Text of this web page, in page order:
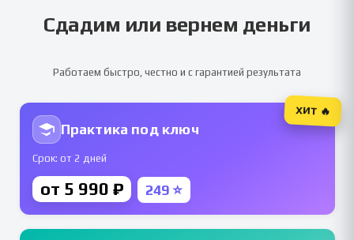
Сдадим или вернем деньги
Работаем быстро, честно и с гарантией результата
Практика под ключ
Срок: от 2 дней
от 5 990 ₽ 249 ⭐
ХИТ 🔥